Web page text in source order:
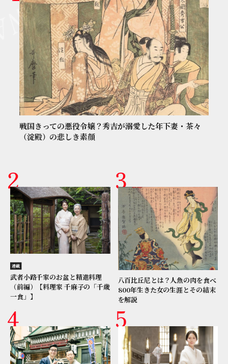
戦国きっての悪役令嬢？秀吉が溺愛した年下妻・茶々
（淀殿）の悲しき素顔
連載
武者小路千家のお盆と精進料理
（前編）【料理家 千麻子の「千歳
一食」】
八百比丘尼とは？人魚の肉を食べ
800年生きた女の生涯とその結末
を解説